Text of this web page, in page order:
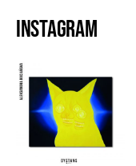
Instagram